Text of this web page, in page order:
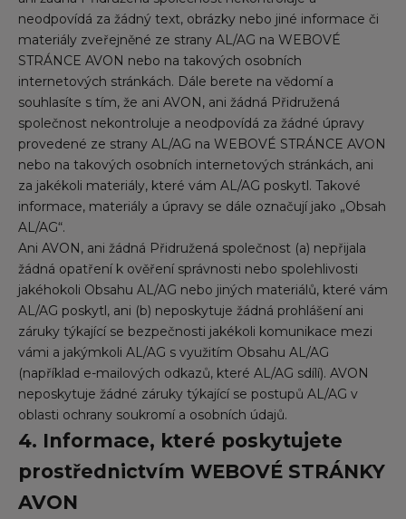
neodpovídá za žádný text, obrázky nebo jiné informace či
materiály zveřejněné ze strany AL/AG na WEBOVÉ
STRÁNCE AVON nebo na takových osobních
internetových stránkách. Dále berete na vědomí a
souhlasíte s tím, že ani AVON, ani žádná Přidružená
společnost nekontroluje a neodpovídá za žádné úpravy
provedené ze strany AL/AG na WEBOVÉ STRÁNCE AVON
nebo na takových osobních internetových stránkách, ani
za jakékoli materiály, které vám AL/AG poskytl. Takové
informace, materiály a úpravy se dále označují jako „Obsah
AL/AG“.
Ani AVON, ani žádná Přidružená společnost (a) nepřijala
žádná opatření k ověření správnosti nebo spolehlivosti
jakéhokoli Obsahu AL/AG nebo jiných materiálů, které vám
AL/AG poskytl, ani (b) neposkytuje žádná prohlášení ani
záruky týkající se bezpečnosti jakékoli komunikace mezi
vámi a jakýmkoli AL/AG s využitím Obsahu AL/AG
(například e-mailových odkazů, které AL/AG sdílí). AVON
neposkytuje žádné záruky týkající se postupů AL/AG v
oblasti ochrany soukromí a osobních údajů.
4. Informace, které poskytujete
prostřednictvím WEBOVÉ STRÁNKY
AVON